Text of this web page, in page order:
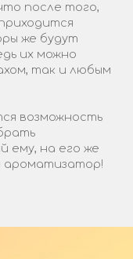
после того,
же будут
их можно
так и любым
возможность
ему, на его же
ароматизатор!